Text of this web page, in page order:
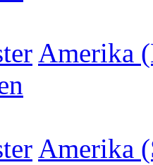
Amerika
Amerika